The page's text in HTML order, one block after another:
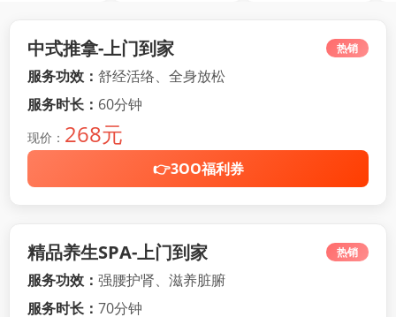
中式推拿-上门到家 热销
服务功效： 舒经活络、全身放松
服务时长： 60分钟
现价： 268元
👉3OO福利券
精品养生SPA-上门到家 热销
服务功效： 强腰护肾、滋养脏腑
服务时长： 70分钟